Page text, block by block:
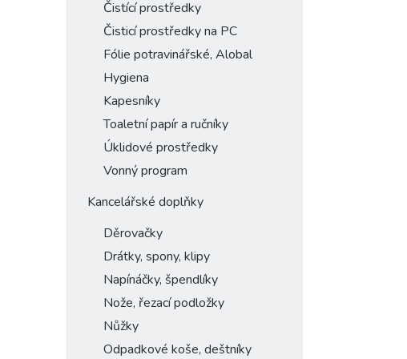
Čistící prostředky
Čisticí prostředky na PC
Fólie potravinářské, Alobal
Hygiena
Kapesníky
Toaletní papír a ručníky
Úklidové prostředky
Vonný program
Kancelářské doplňky
Děrovačky
Drátky, spony, klipy
Napínáčky, špendlíky
Nože, řezací podložky
Nůžky
Odpadkové koše, deštníky